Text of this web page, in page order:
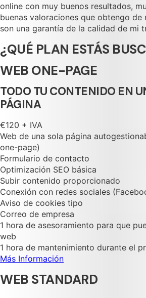
online con muy buenos resultados,
buenas valoraciones que obtengo de
son una garantía de la calidad de mi
¿QUÉ PLAN ESTÁS
WEB ONE-PAGE
TODO TU CONTENIDO EN
PÁGINA
€120 + IVA
Web de una sola página
one-page)
Formulario de contacto
Optimización SEO básica
Subir contenido proporcionado
Conexión con redes sociales
Aviso de cookies tipo
Correo de empresa
1 hora de asesoramiento para que
web
1 hora de mantenimiento durante el
Más Información
WEB STANDARD